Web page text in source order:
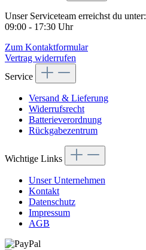
Unser Serviceteam erreichst du unter:
09:00 - 17:30 Uhr
Zum Kontaktformular
Vertrag widerrufen
Service
Versand & Lieferung
Widerrufsrecht
Batterieverordnung
Rückgabezentrum
Wichtige Links
Unser Unternehmen
Kontakt
Datenschutz
Impressum
AGB